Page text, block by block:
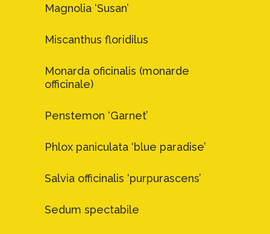
Magnolia ‘Susan’
Miscanthus floridilus
Monarda oficinalis (monarde
officinale)
Penstemon ‘Garnet’
Phlox paniculata ‘blue paradise’
Salvia officinalis ‘purpurascens’
Sedum spectabile